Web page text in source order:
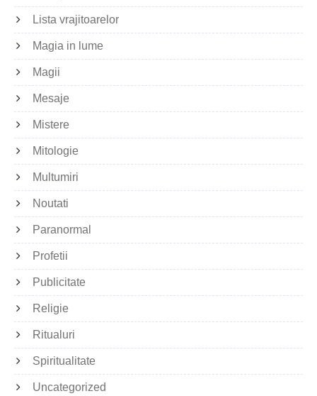
Lista vrajitoarelor
Magia in lume
Magii
Mesaje
Mistere
Mitologie
Multumiri
Noutati
Paranormal
Profetii
Publicitate
Religie
Ritualuri
Spiritualitate
Uncategorized